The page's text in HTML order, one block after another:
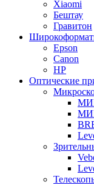
Xiaomi
Бештау
Гравитон
Epson
Canon
HP
Оптические